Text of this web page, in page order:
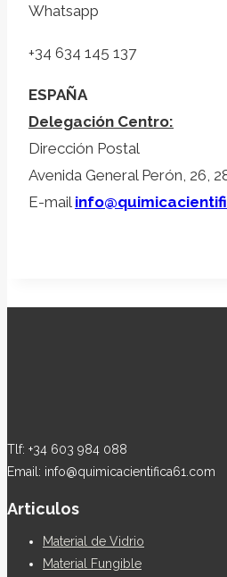
Whatsapp
+34 634 145 137
ESPAÑA
Delegación Centro:
Dirección Postal
Avenida General Perón, 26,
E-mail
Tlf: +34 603 984 088
Email: info@quimicacientifica61.com
Articulos
Material de Vidrio
Material Fungible